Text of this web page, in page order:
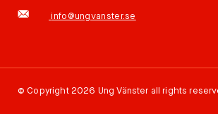
info@ungvanster.se
© Copyright 2026 Ung Vänster all rights